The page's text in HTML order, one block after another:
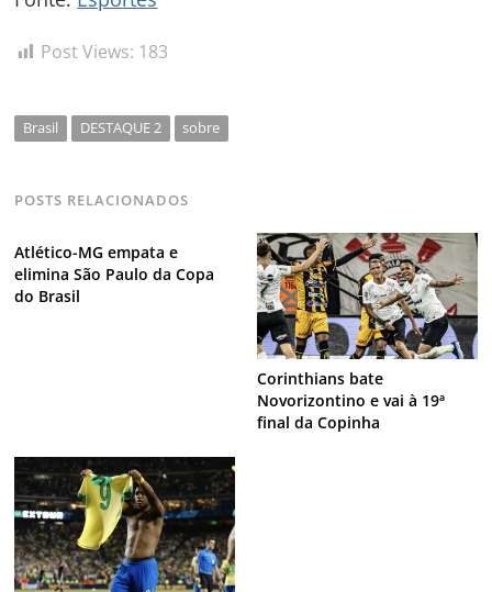
Post Views: 183
Brasil DESTAQUE 2 sobre
POSTS RELACIONADOS
Atlético-MG empata e
elimina São Paulo da Copa
do Brasil
Corinthians bate
Novorizontino e vai à 19ª
final da Copinha